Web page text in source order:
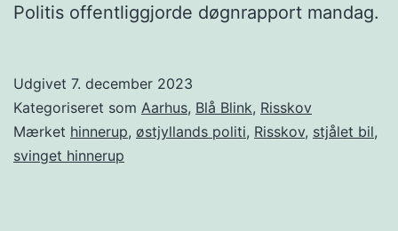
Politis offentliggjorde døgnrapport mandag.
Udgivet 7. december 2023
Kategoriseret som Aarhus, Blå Blink, Risskov
Mærket hinnerup, østjyllands politi, Risskov, stjålet bil,
svinget hinnerup